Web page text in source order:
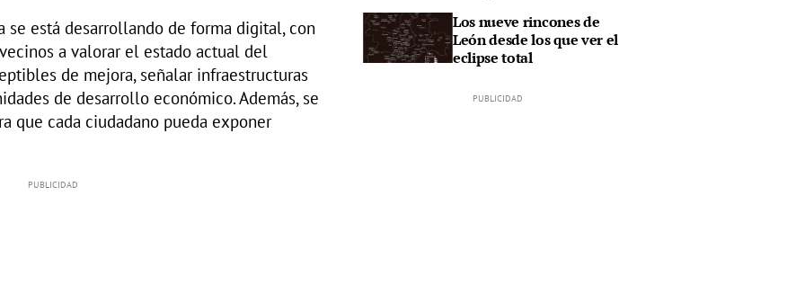
se está desarrollando de forma digital, con
a valorar el estado actual del
de mejora, señalar infraestructuras
de desarrollo económico. Además, se
que cada ciudadano pueda exponer
Los nueve rincones de
León desde los que ver el
eclipse total